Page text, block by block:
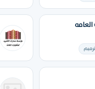
ترميم